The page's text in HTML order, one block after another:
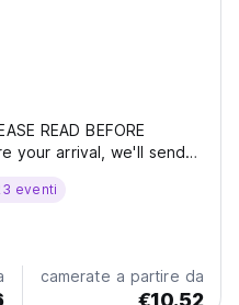
READ BEFORE
your arrival, we'll send
you need to
remember to check
eventi
camerate a partire da
€10.52